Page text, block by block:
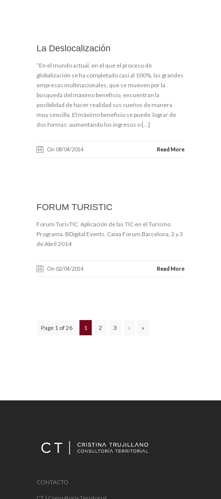
La Deslocalización
“En el mundo actual, en el que el proceso de
globalización se ha completado casi al 100%, las grandes
empresas multinacionales, que se mueven por la
búsqueda del máximo beneficio, encuentran la
posibilidad de hacer realidad sus sueños de manera
muy sencilla. El máximo beneficio se puede lograr de
dos formas: aumentando los ingresos o […]
On 08/04/2014 Read More
FORUM TURISTIC
Forum TurisTIC. Aplicación de las TIC en el Turismo
Programa. BDigital Events. Caixa Forum Barcelona, 2 y 3
de Abril 2014
On 02/04/2014 Read More
Page 1 of 26 1 2 3 › »
CONTACTO